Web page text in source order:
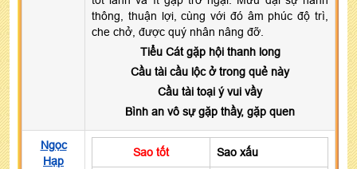
thông, thuận lợi, cùng với đó âm phúc độ trì,
che chở, được quý nhân nâng đỡ.
Tiểu Cát gặp hội thanh long
Cầu tài cầu lộc ở trong quẻ này
Cầu tài toại ý vui vầy
Bình an vô sự gặp thầy, gặp quen
Ngọc
Hạp
Sao tốt Sao xấu